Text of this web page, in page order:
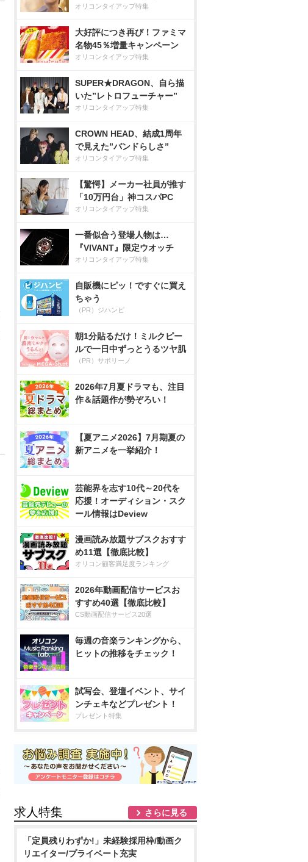
オリコンタイアップ特集
大好評につき再び！ファミマ
名物45％増量キャンペーン
オリコンタイアップ特集
SUPER★DRAGON、自ら描
いた”レトロフューチャー”
オリコンタイアップ特集
CROWN HEAD、結成1周年
で見えた”バンドらしさ”
オリコンタイアップ特集
【驚愕】メーカー社員が推す
「10万円台」神コスパPC
オリコンタイアップ特集
一番似合う登場人物は…
『VIVANT』限定ウオッチ
オリコンタイアップ特集
自販機にピッ！ですぐに買え
ちゃう
（PR）ジハンピ
朝1分貼るだけ！ミルクピー
ルで一日中ずっとうるツヤ肌
（PR）サボリーノ
2026年7月夏ドラマも、注目
作＆話題作が勢ぞろい！
【夏アニメ2026】7月期夏の
新アニメを一挙紹介！
芸能界を志す10代～20代を
応援！オーディション・スク
ール情報はDeview
漫画読み放題サブスクおすす
め11選【徹底比較】
オリコン顧客満足度ランキング
2026年動画配信サービスお
すすめ40選【徹底比較】
CS動画配信サービス20選
毎週の音楽ランキングから、
ヒットの推移をチェック！
試写会、登壇イベント、サイ
ンチェキなどプレゼント！
プレゼント特集
求人特集 さらに見る
「定員残りわずか!」未経験採用枠/動画ク
リエイター/プライベート充実